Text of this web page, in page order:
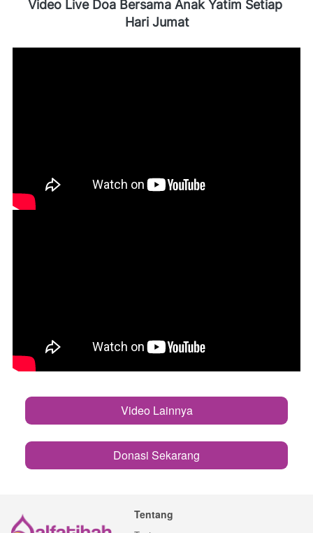
Video Live Doa Bersama Anak Yatim Setiap
Hari Jumat
`
Video Lainnya
`Donasi Sekarang
Tentang